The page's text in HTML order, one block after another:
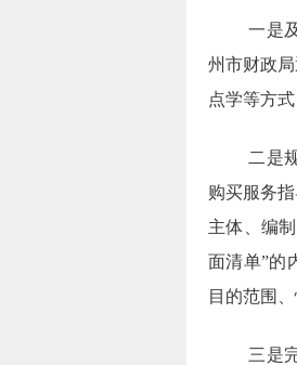
一是
州市财政
点学等方
二是
购买服务
主体、编
面清单”的
目的范围
三是